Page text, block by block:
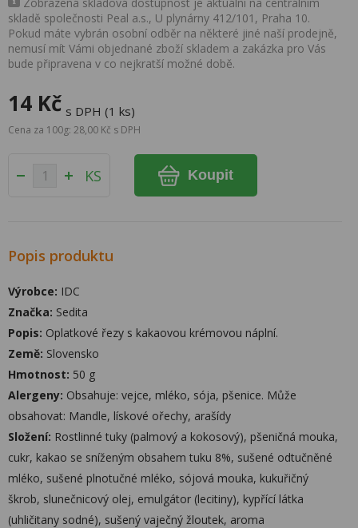
skladě společnosti Peal a.s., U plynárny 412/101, Praha 10.
Pokud máte vybrán osobní odběr na některé jiné naší prodejně,
nemusí mít Vámi objednané zboží skladem a zakázka pro Vás
bude připravena v co nejkratší možné době.
14 Kč s DPH (1 ks)
Cena za 100g: 28,00 Kč s DPH
KS Koupit
Popis produktu
Výrobce: IDC
Značka: Sedita
Popis: Oplatkové řezy s kakaovou krémovou náplní.
Země: Slovensko
Hmotnost: 50 g
Alergeny: Obsahuje: vejce, mléko, sója, pšenice. Může
obsahovat: Mandle, lískové ořechy, arašídy
Složení: Rostlinné tuky (palmový a kokosový), pšeničná mouka,
cukr, kakao se sníženým obsahem tuku 8%, sušené odtučněné
mléko, sušené plnotučné mléko, sójová mouka, kukuřičný
škrob, slunečnicový olej, emulgátor (lecitiny), kypřící látka
(uhličitany sodné), sušený vaječný žloutek, aroma